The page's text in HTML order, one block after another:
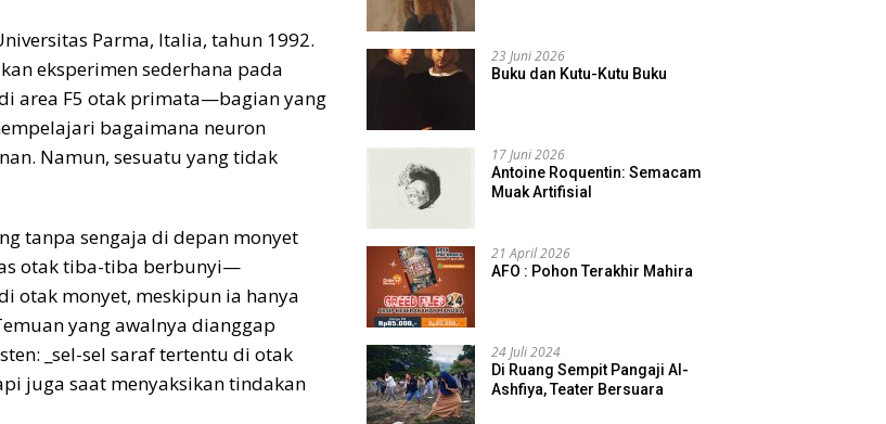
Parma, Italia, tahun 1992.
eksperimen sederhana pada
area F5 otak primata—bagian yang
bagaimana neuron
Namun, sesuatu yang tidak
tanpa sengaja di depan monyet
otak tiba-tiba berbunyi—
otak monyet, meskipun ia hanya
yang awalnya dianggap
_sel-sel saraf tertentu di otak
juga saat menyaksikan tindakan
23 Juni 2026
Buku dan Kutu-Kutu Buku
17 Juni 2026
Antoine Roquentin: Semacam
Muak Artifisial
21 April 2026
AFO : Pohon Terakhir Mahira
24 Juli 2024
Di Ruang Sempit Pangaji Al-
Ashfiya, Teater Bersuara